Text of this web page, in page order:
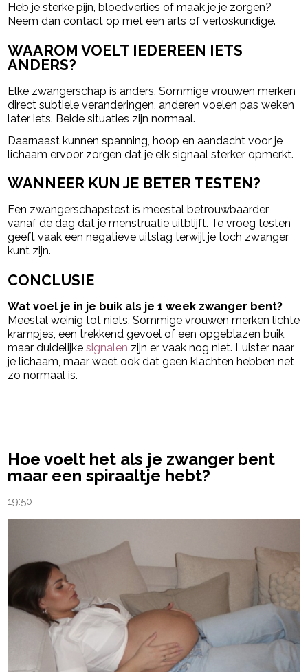
Heb je sterke pijn, bloedverlies of maak je je zorgen?
Neem dan contact op met een arts of verloskundige.
WAAROM VOELT IEDEREEN IETS
ANDERS?
Elke zwangerschap is anders. Sommige vrouwen merken
direct subtiele veranderingen, anderen voelen pas weken
later iets. Beide situaties zijn normaal.
Daarnaast kunnen spanning, hoop en aandacht voor je
lichaam ervoor zorgen dat je elk signaal sterker opmerkt.
WANNEER KUN JE BETER TESTEN?
Een zwangerschapstest is meestal betrouwbaarder
vanaf de dag dat je menstruatie uitblijft. Te vroeg testen
geeft vaak een negatieve uitslag terwijl je toch zwanger
kunt zijn.
CONCLUSIE
Wat voel je in je buik als je 1 week zwanger bent?
Meestal weinig tot niets. Sommige vrouwen merken lichte
krampjes, een trekkend gevoel of een opgeblazen buik,
maar duidelijkesignalen zijn er vaak nog niet. Luister naar
je lichaam, maar weet ook dat geen klachten hebben net
zo normaal is.
Hoe voelt het als je zwanger bent
maar een spiraaltje hebt?
19:50